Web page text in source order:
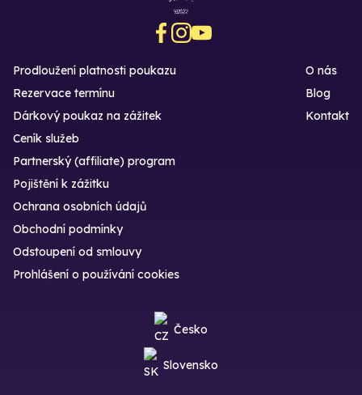
Prodloužení platnosti poukazu
Rezervace termínu
Dárkový poukaz na zážitek
O nás
Blog
Kontakt
Ceník služeb
Partnerský (affiliate) program
Pojištění k zážitku
Ochrana osobních údajů
Obchodní podmínky
Odstoupení od smlouvy
Prohlášení o používání cookies
Česko
Slovensko